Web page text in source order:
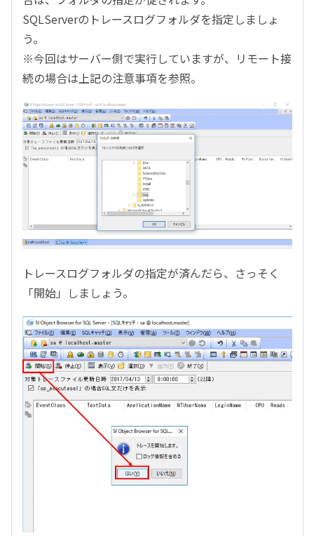
SQLServerのトレースログフォルダを指定しましょ
う。
※今回はサーバー側で実行していますが、リモート接
続の場合は上記の注意事項を参照。
トレースログフォルダの指定が済んだら、さっそく
「開始」しましょう。